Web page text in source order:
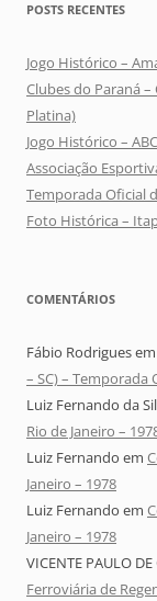
POSTS RECENTES
Jogo Histórico –
Clubes do Paraná
Platina)
Jogo Histórico –
Associação
Temporada Oficial
Foto Histórica –
COMENTÁRIOS
Fábio Rodriguesem
– SC) – Temporada
Luiz Fernando da
Rio de Janeiro –
Luiz Fernando em
Janeiro – 1978
Luiz Fernando em
Janeiro – 1978
VICENTE PAULO
Ferroviária de